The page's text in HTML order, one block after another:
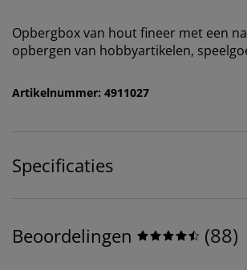
Opbergbox van hout fineer met een
opbergen van hobbyartikelen,
Artikelnummer: 4911027
Specificaties
Beoordelingen (88)